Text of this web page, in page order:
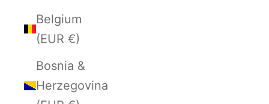
Belgium
(EUR €)
Bosnia &
Herzegovina